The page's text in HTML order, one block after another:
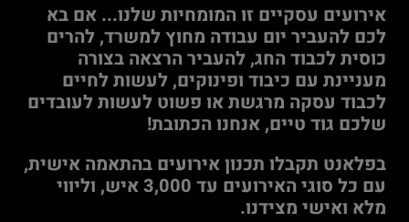
אירועים עסקיים זו המומחיות שלנו... אם בא
לכם להעביר יום עבודה מחוץ למשרד, להרים
כוסית לכבוד החג, להעביר הרצאה בצורה
מעניינת עם כיבוד ופינוקים, לעשות לחיים
לכבוד עסקה מרגשת או פשוט לעשות לעובדים
שלכם גוד טיים, אנחנו הכתובת!
בפלאנט תקבלו תכנון אירועים בהתאמה אישית,
עם כל סוגי האירועים עד 3,000 איש, וליווי
מלא ואישי מצידנו.